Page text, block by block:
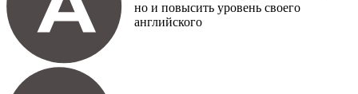
но и повысить уровень своего
английского